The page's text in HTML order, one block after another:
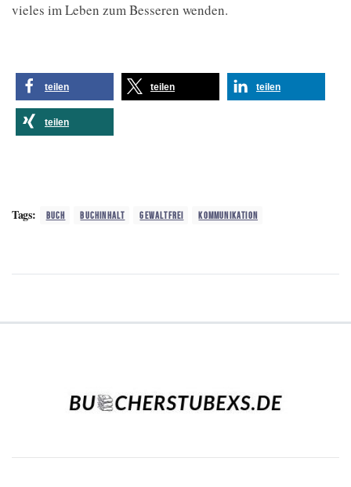
vieles im Leben zum Besseren wenden.
teilen teilen teilen
teilen
Tags: BUCH BUCHINHALT GEWALTFREI KOMMUNIKATION